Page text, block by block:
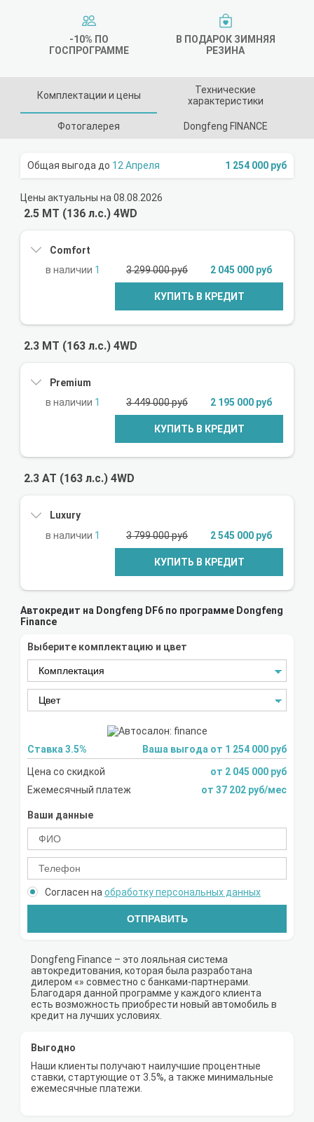
-10% ПО
ГОСПРОГРАММЕ
В ПОДАРОК ЗИМНЯЯ
РЕЗИНА
Комплектации и цены
Технические
характеристики
Фотогалерея Dongfeng FINANCE
12 Апреля 1 254 000 руб
Цены актуальны на 08.08.2026
2.5 MT (136 л.с.) 4WD
Comfort
1
3 299 000 руб 2 045 000 руб
КУПИТЬ В КРЕДИТ
2.3 MT (163 л.с.) 4WD
Premium
1
3 449 000 руб 2 195 000 руб
КУПИТЬ В КРЕДИТ
2.3 AT (163 л.с.) 4WD
Luxury
1
3 799 000 руб 2 545 000 руб
КУПИТЬ В КРЕДИТ
Автокредит на Dongfeng DF6 по программе Dongfeng
Finance
Выберите комплектацию и цвет
Ставка 3.5%
Ваша выгода от 1 254 000 руб
Цена со скидкой
от 2 045 000 руб
Ежемесячный платеж
от 37 202 руб/мес
Ваши данные
Согласен на обработку персональных данных
ОТПРАВИТЬ
Dongfeng Finance – это лояльная система
автокредитования, которая была разработана
дилером «» совместно с банками-партнерами.
Благодаря данной программе у каждого клиента
есть возможность приобрести новый автомобиль в
кредит на лучших условиях.
Выгодно
Наши клиенты получают наилучшие процентные
ставки, стартующие от 3.5%, а также минимальные
ежемесячные платежи.